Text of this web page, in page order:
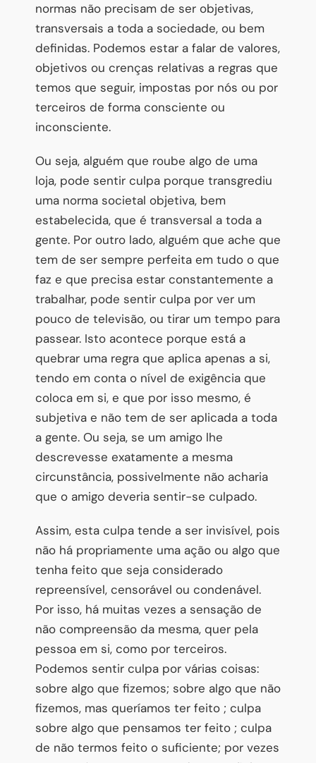
normas não precisam de ser objetivas,
transversais a toda a sociedade, ou bem
definidas. Podemos estar a falar de valores,
objetivos ou crenças relativas a regras que
temos que seguir, impostas por nós ou por
terceiros de forma consciente ou
inconsciente.
Ou seja, alguém que roube algo de uma
loja, pode sentir culpa porque transgrediu
uma norma societal objetiva, bem
estabelecida, que é transversal a toda a
gente. Por outro lado, alguém que ache que
tem de ser sempre perfeita em tudo o que
faz e que precisa estar constantemente a
trabalhar, pode sentir culpa por ver um
pouco de televisão, ou tirar um tempo para
passear. Isto acontece porque está a
quebrar uma regra que aplica apenas a si,
tendo em conta o nível de exigência que
coloca em si, e que por isso mesmo, é
subjetiva e não tem de ser aplicada a toda
a gente. Ou seja, se um amigo lhe
descrevesse exatamente a mesma
circunstância, possivelmente não acharia
que o amigo deveria sentir-se culpado.
Assim, esta culpa tende a ser invisível, pois
não há propriamente uma ação ou algo que
tenha feito que seja considerado
repreensível, censorável ou condenável.
Por isso, há muitas vezes a sensação de
não compreensão da mesma, quer pela
pessoa em si, como por terceiros.
Podemos sentir culpa por várias coisas:
sobre algo que fizemos; sobre algo que não
fizemos, mas queríamos ter feito ; culpa
sobre algo que pensamos ter feito ; culpa
de não termos feito o suficiente; por vezes